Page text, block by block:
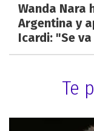
Wanda Nara
Argentina y
Icardi: "Se
Te